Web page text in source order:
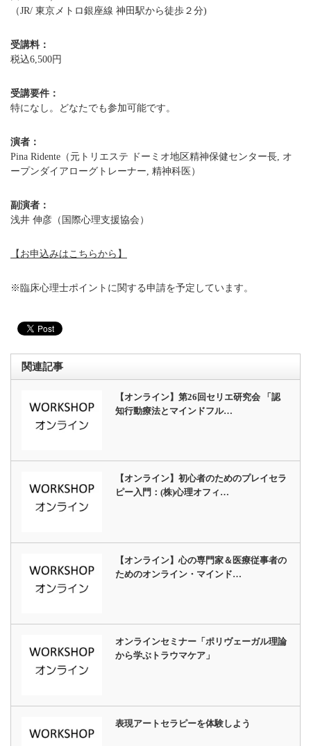
（JR/ 東京メトロ銀座線 神田駅から徒歩２分)
受講料：
税込6,500円
受講要件：
特になし。どなたでも参加可能です。
演者：
Pina Ridente（元トリエステ ドーミオ地区精神保健センター長, オ
ープンダイアローグトレーナー, 精神科医）
副演者：
浅井 伸彦（国際心理支援協会）
【お申込みはこちらから】
※臨床心理士ポイントに関する申請を予定しています。
関連記事
【オンライン】第26回セリエ研究会 「認
知行動療法とマインドフル…
【オンライン】初心者のためのプレイセラ
ピー入門：(株)心理オフィ…
【オンライン】心の専門家＆医療従事者の
ためのオンライン・マインド…
オンラインセミナー「ポリヴェーガル理論
から学ぶトラウマケア」
表現アートセラピーを体験しよう